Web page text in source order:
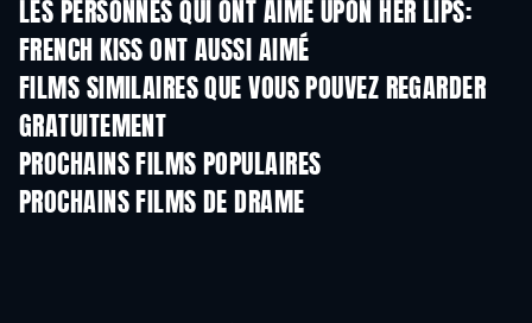
LES PERSONNES QUI ONT AIMÉ UPON HER LIPS:
FRENCH KISS ONT AUSSI AIMÉ
FILMS SIMILAIRES QUE VOUS POUVEZ REGARDER
GRATUITEMENT
PROCHAINS FILMS POPULAIRES
PROCHAINS FILMS DE DRAME